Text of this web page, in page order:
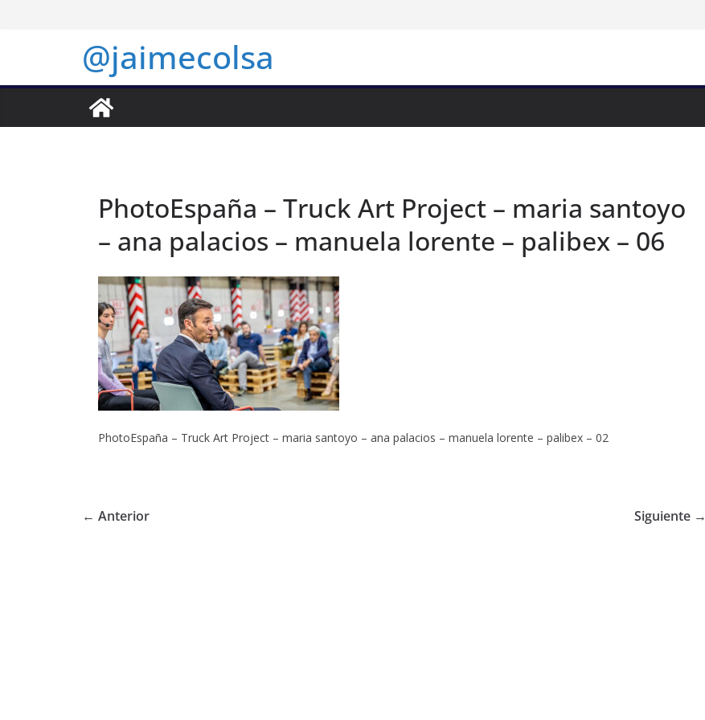
@jaimecolsa
PhotoEspaña – Truck Art Project – maria santoyo
– ana palacios – manuela lorente – palibex – 06
PhotoEspaña – Truck Art Project – maria santoyo – ana palacios – manuela lorente – palibex – 02
← Anterior Siguiente →